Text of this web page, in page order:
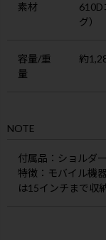
素材
610D
グ）
容量/重
量
約
NOTE
付属品 ：ショルダ
特徴 ：モバイル機
は15インチまで収